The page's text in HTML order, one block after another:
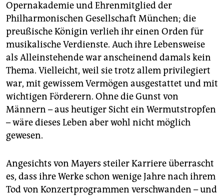
Opernakademie und Ehrenmitglied der
Philharmonischen Gesellschaft München; die
preußische Königin verlieh ihr einen Orden für
musikalische Verdienste. Auch ihre Lebensweise
als Alleinstehende war anscheinend damals kein
Thema. Vielleicht, weil sie trotz allem privilegiert
war, mit gewissem Vermögen ausgestattet und mit
wichtigen Förderern. Ohne die Gunst von
Männern – aus heutiger Sicht ein Wermutstropfen
– wäre dieses Leben aber wohl nicht möglich
gewesen.
Angesichts von Mayers steiler Karriere überrascht
es, dass ihre Werke schon wenige Jahre nach ihrem
Tod von Konzertprogrammen verschwanden – und